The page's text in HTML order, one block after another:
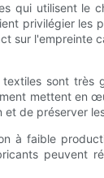
qui utilisent
privilégier
sur
sont
mettent en
de préserver
faible
peuvent